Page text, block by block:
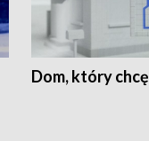
Dom, który chcę